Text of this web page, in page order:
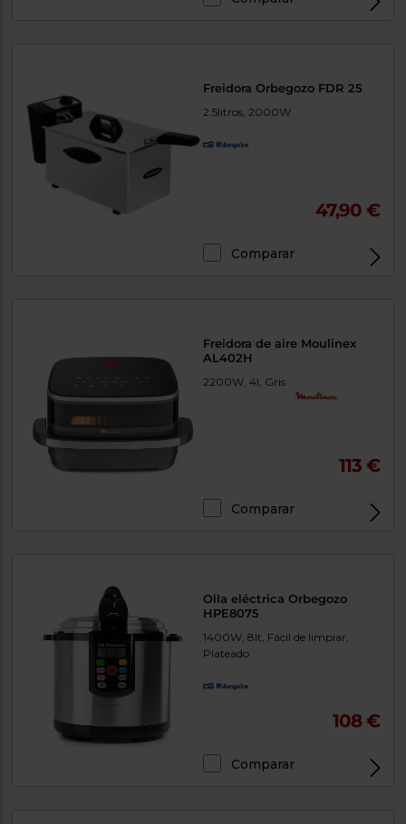
Freidora Orbegozo FDR 25
2.5litros, 2000W
47,90 €
Comparar
Freidora de aire Moulinex
AL402H
2200W, 4l, Gris
113 €
Comparar
Olla eléctrica Orbegozo
HPE8075
1400W, 8lt, Fácil de limpiar,
Plateado
108 €
Comparar